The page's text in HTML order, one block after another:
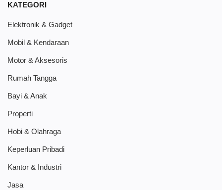
KATEGORI
Elektronik & Gadget
Mobil & Kendaraan
Motor & Aksesoris
Rumah Tangga
Bayi & Anak
Properti
Hobi & Olahraga
Keperluan Pribadi
Kantor & Industri
Jasa